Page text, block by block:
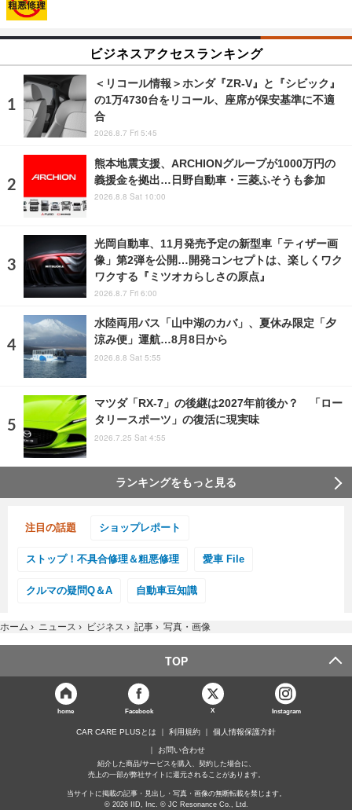
ビジネスアクセスランキング
＜リコール情報＞ホンダ『ZR-V』と『シビック』
の1万4730台をリコール、座席が保安基準に不適
合
2026.8.7 Fri 5:45
熊本地震支援、ARCHIONグループが1000万円の
義援金を拠出…日野自動車・三菱ふそうも参加
2026.8.8 Sat 10:00
光岡自動車、11月発売予定の新型車「ティザー画
像」第2弾を公開…開発コンセプトは、楽しくワク
ワクする『ミツオカらしさの原点』
2026.8.7 Fri 6:00
水陸両用バス「山中湖のカバ」、夏休み限定「夕
涼み便」運航…8月8日から
2026.8.8 Sat 5:55
マツダ「RX-7」の後継は2027年前後か？ 「ロー
タリースポーツ」の復活に現実味
2026.7.25 Sat 4:55
ランキングをもっと見る
注目の話題 ショップレポート
ストップ！不具合修理＆粗悪修理 愛車 File
クルマの疑問Q＆A 自動車豆知識
ホーム › ニュース › ビジネス › 記事 › 写真・画像
TOP
home Facebook X Instagram
CAR CARE PLUSとは 利用規約 個人情報保護方針
お問い合わせ
紹介した商品/サービスを購入、契約した場合に、
売上の一部が弊社サイトに還元されることがあります。
当サイトに掲載の記事・見出し・写真・画像の無断転載を禁じます。
© 2026 IID, Inc. © JC Resonance Co., Ltd.